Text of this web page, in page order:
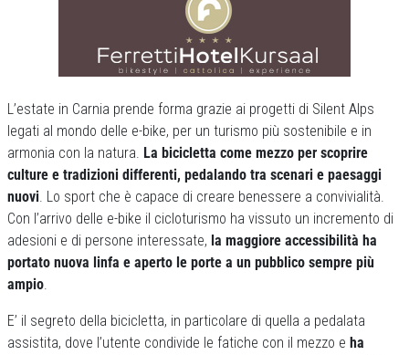
L’estate in Carnia prende forma grazie ai progetti di Silent Alps
legati al mondo delle e-bike, per un turismo più sostenibile e in
armonia con la natura. La bicicletta come mezzo per scoprire
culture e tradizioni differenti, pedalando tra scenari e paesaggi
nuovi. Lo sport che è capace di creare benessere a convivialità.
Con l’arrivo delle e-bike il cicloturismo ha vissuto un incremento di
adesioni e di persone interessate, la maggiore accessibilità ha
portato nuova linfa e aperto le porte a un pubblico sempre più
ampio.
E’ il segreto della bicicletta, in particolare di quella a pedalata
assistita, dove l’utente condivide le fatiche con il mezzo e ha